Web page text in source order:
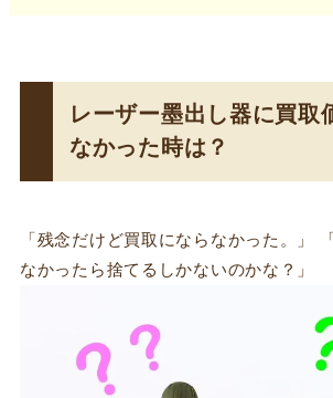
レーザー墨出し器に買取
なかった時は？
「残念だけど買取にならなかった。」
なかったら捨てるしかないのかな？」